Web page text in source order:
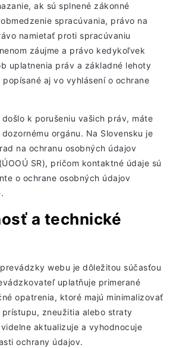
ak sú splnené zákonné
spracúvania, právo na
namietať proti spracúvaniu
záujme a právo kedykoľvek
uplatnenia práv a základné lehoty
aj vo vyhlásení o ochrane
k porušeniu vašich práv, máte
orgánu. Na Slovensku je
na ochranu osobných údajov
SR), pričom kontaktné údaje sú
o ochrane osobných údajov
a technické
webu je dôležitou súčasťou
uplatňuje primerané
opatrenia, ktoré majú minimalizovať
zneužitia alebo straty
aktualizuje a vyhodnocuje
ochrany údajov.